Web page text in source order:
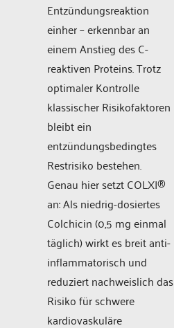
Entzündungsreaktion
einher – erkennbar an
einem Anstieg des C-
reaktiven Proteins. Trotz
optimaler Kontrolle
klassischer Risikofaktoren
bleibt ein
entzündungsbedingtes
Restrisiko bestehen.
Genau hier setzt COLXI®
an: Als niedrig-dosiertes
Colchicin (0,5 mg einmal
täglich) wirkt es breit anti-
inflammatorisch und
reduziert nachweislich das
Risiko für schwere
kardiovaskuläre